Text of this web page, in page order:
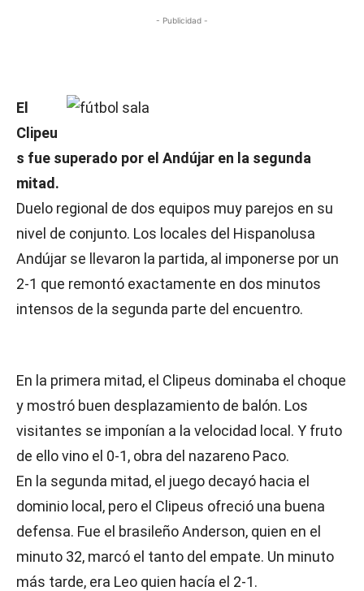
- Publicidad -
El
Clipeu
s fue superado por el Andújar en la segunda
mitad.
Duelo regional de dos equipos muy parejos en su
nivel de conjunto. Los locales del Hispanolusa
Andújar se llevaron la partida, al imponerse por un
2-1 que remontó exactamente en dos minutos
intensos de la segunda parte del encuentro.
En la primera mitad, el Clipeus dominaba el choque
y mostró buen desplazamiento de balón. Los
visitantes se imponían a la velocidad local. Y fruto
de ello vino el 0-1, obra del nazareno Paco.
En la segunda mitad, el juego decayó hacia el
dominio local, pero el Clipeus ofreció una buena
defensa. Fue el brasileño Anderson, quien en el
minuto 32, marcó el tanto del empate. Un minuto
más tarde, era Leo quien hacía el 2-1.